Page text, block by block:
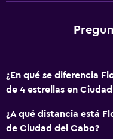
¿En qué se diferencia
de 4 estrellas en
¿A qué distancia está
de Ciudad del Cabo?